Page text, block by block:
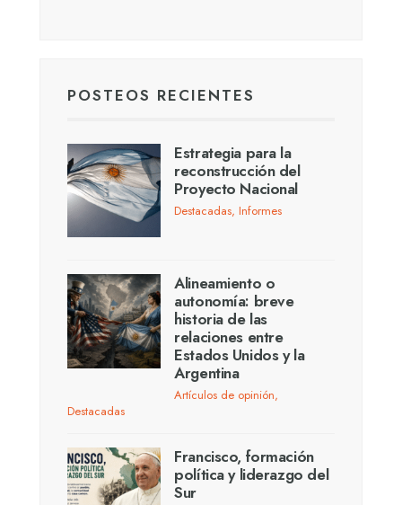
POSTEOS RECIENTES
Estrategia para la
reconstrucción del
Proyecto Nacional
Destacadas, Informes
Alineamiento o
autonomía: breve
historia de las
relaciones entre
Estados Unidos y la
Argentina
Artículos de opinión,
Destacadas
Francisco, formación
política y liderazgo del
Sur